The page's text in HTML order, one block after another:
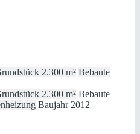
2.300 m² Bebaute
2.300 m² Bebaute
Baujahr 2012